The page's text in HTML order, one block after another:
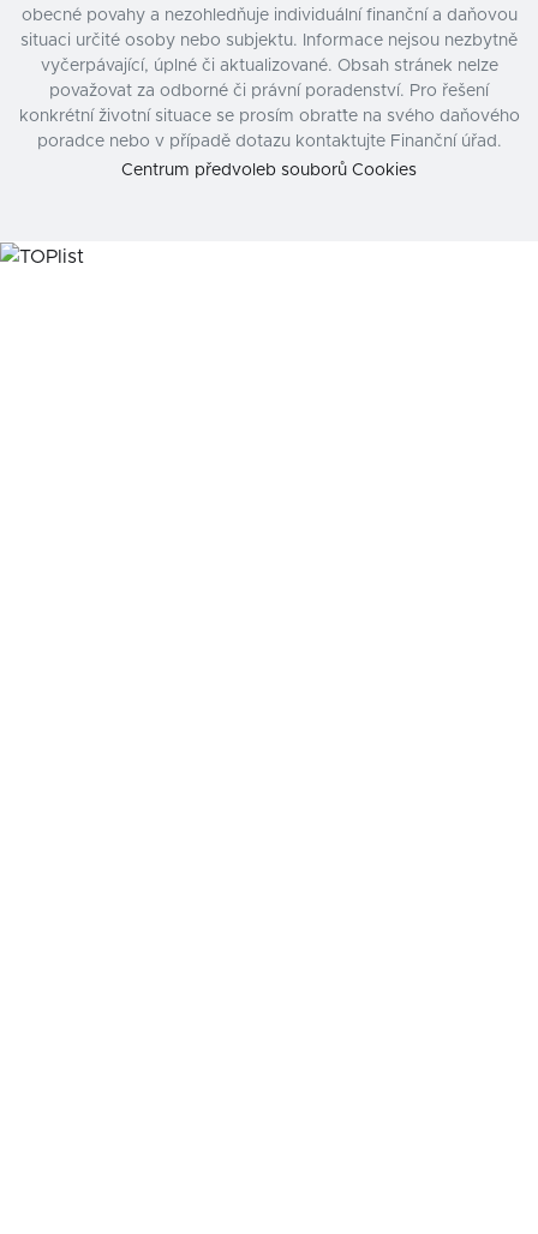
obecné povahy a nezohledňuje individuální finanční a daňovou
situaci určité osoby nebo subjektu. Informace nejsou nezbytně
vyčerpávající, úplné či aktualizované. Obsah stránek nelze
považovat za odborné či právní poradenství. Pro řešení
konkrétní životní situace se prosím obraťte na svého daňového
poradce nebo v případě dotazu kontaktujte Finanční úřad.
Centrum předvoleb souborů Cookies